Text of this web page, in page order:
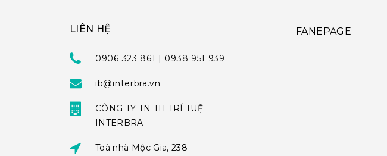
LIÊN HỆ
0906 323 861 | 0938 951 939
ib@interbra.vn
CÔNG TY TNHH TRÍ TUỆ
INTERBRA
Toà nhà Mộc Gia, 238-
FANEPAGE